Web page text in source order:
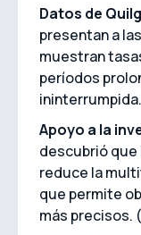
Datos de
presentan a
muestran
períodos
ininterrumpida.
Apoyo a la
descubrió
reduce la
que permite
más precisos. (